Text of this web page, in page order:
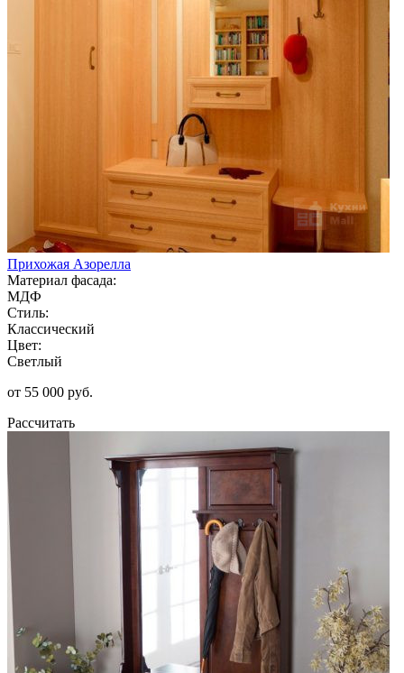
Прихожая Азорелла
Материал фасада:
МДФ
Стиль:
Классический
Цвет:
Светлый
от 55 000 руб.
Рассчитать